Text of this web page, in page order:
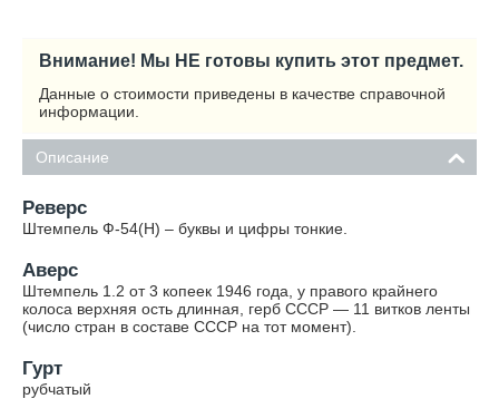
Внимание! Мы НЕ готовы купить этот предмет.
Данные о стоимости приведены в качестве справочной
информации.
Описание
Реверс
Штемпель Ф-54(Н) – буквы и цифры тонкие.
Аверс
Штемпель 1.2 от 3 копеек 1946 года, у правого крайнего
колоса верхняя ость длинная, герб СССР — 11 витков ленты
(число стран в составе СССР на тот момент).
Гурт
рубчатый